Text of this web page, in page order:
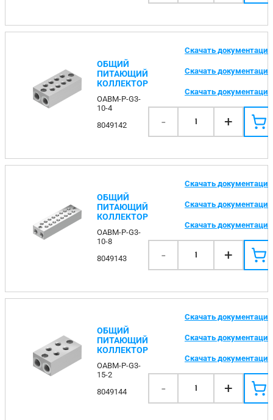
ОБЩИЙ
ПИТАЮЩИЙ
КОЛЛЕКТОР
OABM-P-G3-
10-4
8049142
Скачать
Скачать
Скачать
- 1 +
ОБЩИЙ
ПИТАЮЩИЙ
КОЛЛЕКТОР
OABM-P-G3-
10-8
8049143
Скачать
Скачать
Скачать
- 1 +
ОБЩИЙ
ПИТАЮЩИЙ
КОЛЛЕКТОР
OABM-P-G3-
15-2
8049144
Скачать
Скачать
Скачать
- 1 +